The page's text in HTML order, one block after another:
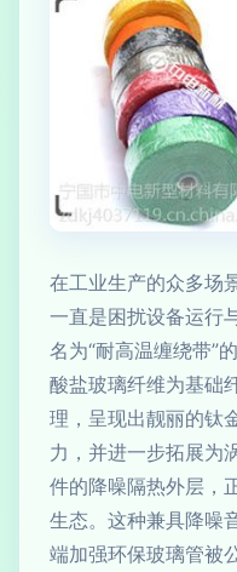
在工业生产的众多场
一直是困扰设备运行
名为“耐高温缠绕带”
酸盐玻璃纤维为基础
理，呈现出靓丽的钛
力，并进一步拓展为
件的降噪隔热外层，
生态。这种兼具降噪
端加强环保玻璃管被